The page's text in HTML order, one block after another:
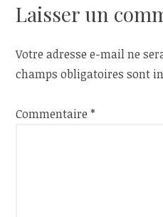
l’article
Laisser un
Votre adresse e-mail ne
champs obligatoires sont
Commentaire*